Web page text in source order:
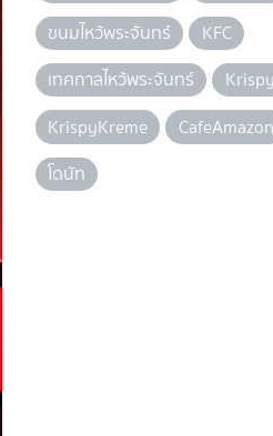
ขนมไหว้พระจันทร์
KFC
เทศกาลไหว้พระจันทร์
KrispyKreme
CafeAmazon
โดนัท